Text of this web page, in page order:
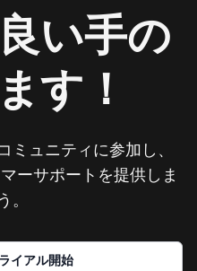
い手の
す！
ミュニティに参加し、
ーサポートを提供しま
。
イアル開始